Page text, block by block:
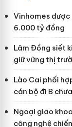
Vinhomes được
6.000 tỷ đồng
Lâm Đồng siết
giữ vững thị
Lào Cai phối
cán bộ đi B
Ngoại giao
công nghệ